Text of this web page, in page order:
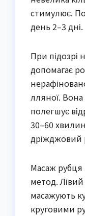
стимулює.
день 2–3 дні.
При підозрі
допомагає
лляної. Вона
полегшує
30–60
дріжджовий
Масаж
метод. Лівий
масажують
круговими